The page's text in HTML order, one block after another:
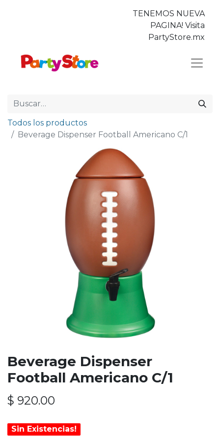
TENEMOS NUEVA
PAGINA! Visita
PartyStore.mx
Todos los productos
Beverage Dispenser Football Americano C/1
Beverage Dispenser
Football Americano C/1
$ 920.00
Sin Existencias!